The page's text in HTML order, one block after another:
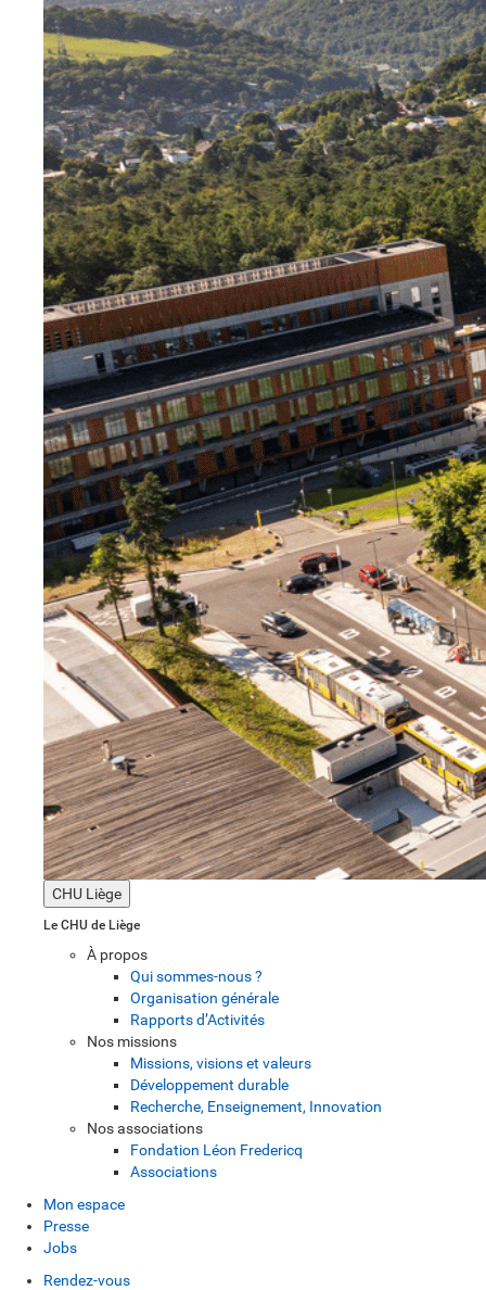
CHU Liège
Le CHU de Liège
À propos
Qui sommes-nous ?
Organisation générale
Rapports d’Activités
Nos missions
Missions, visions et valeurs
Développement durable
Recherche, Enseignement, Innovation
Nos associations
Fondation Léon Fredericq
Associations
Mon espace
Presse
Jobs
Rendez-vous